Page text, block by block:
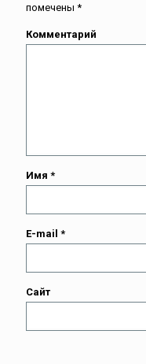
помечены *
Комментарий
Имя *
E-mail *
Сайт